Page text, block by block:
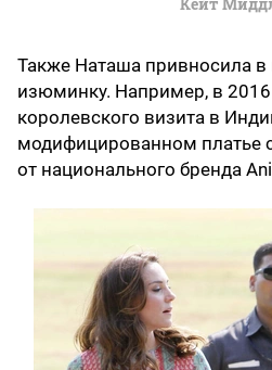
Также Наташа привносила
изюминку. Например, в 2016
королевского визита в
модифицированном платье
от национального бренда